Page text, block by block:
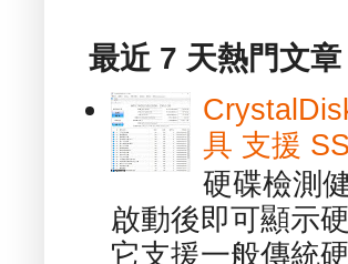
最近 7 天熱門文章
具 支援
硬碟檢測
啟動後即可顯示
它支援一般傳統